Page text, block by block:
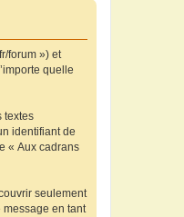
forum ») et
quelle
textes
identifiant de
« Aux cadrans
seulement
message en tant